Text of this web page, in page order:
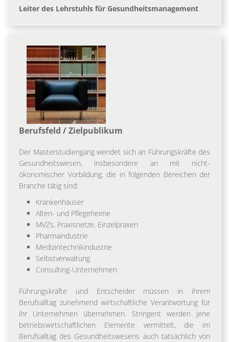
Leiter des Lehrstuhls für Gesundheitsmanagement
Berufsfeld / Zielpublikum
Der Masterstudiengang wendet sich an Führungskräfte des
Gesundheitswesen, insbesondere an mit nicht-
ökonomischer Vorbildung, die in folgenden Bereichen der
Branche tätig sind:
Krankenhäuser
Alten- und Pflegeheime
MVZs, Praxisnetze, Einzelpraxen
Pharmaindustrie
Medizintechnikindustrie
Selbstverwaltung
Consulting-Unternehmen
Führungskräfte und Entscheider müssen in ihrem
Berufsalltag zunehmend wirtschaftliche Verantwortung für
ihr Unternehmen übernehmen. Stringent werden jene
betriebswirtschaftlichen Elemente vermittelt, die im
Berufsalltag des Gesundheitswesens auch tatsächlich von